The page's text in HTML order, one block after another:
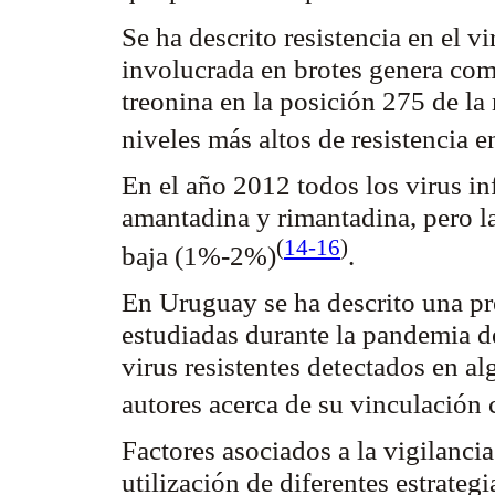
Se ha descrito resistencia en el
involucrada en brotes genera
treonina en la posición 275 de la
niveles más altos de resistencia
En el año 2012 todos los virus
amantadina y rimantadina, pero
baja (1%-2%)(14-16).
En Uruguay se ha descrito una
estudiadas durante la pandemia
virus resistentes detectados en
autores acerca de su
Factores asociados a la
utilización de diferentes